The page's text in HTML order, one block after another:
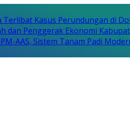
Terlibat Kasus Perundungan di
dan Penggerak Ekonomi
AAS, Sistem Tanam Padi